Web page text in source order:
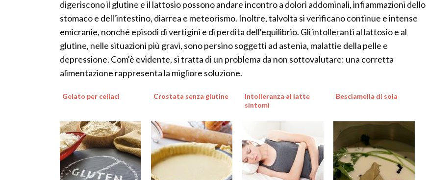
digeriscono il glutine e il lattosio possono andare incontro a dolori addominali, infiammazioni dello
stomaco e dell'intestino, diarrea e meteorismo. Inoltre, talvolta si verificano continue e intense
emicranie, nonché episodi di vertigini e di perdita dell'equilibrio. Gli intolleranti al lattosio e al
glutine, nelle situazioni più gravi, sono persino soggetti ad astenia, malattie della pelle e
depressione. Com'è evidente, si tratta di un problema da non sottovalutare: una corretta
alimentazione rappresenta la migliore soluzione.
Gelato per celiaci Crostata senza glutine
Intolleranza al latte
sintomi
Besciamella di soia